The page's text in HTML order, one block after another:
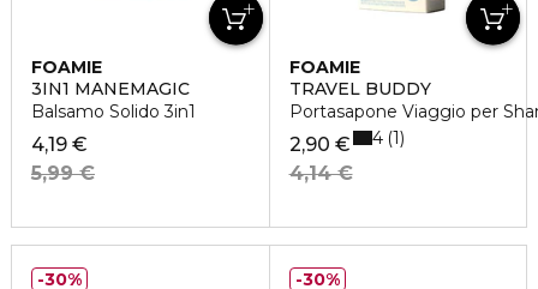
FOAMIE
3IN1 MANEMAGIC
Balsamo Solido 3in1
4,19 €
5,99 €
FOAMIE
TRAVEL BUDDY
Portasapone Viaggio per
2,90 €
4,14 €
4 1
30% 30%